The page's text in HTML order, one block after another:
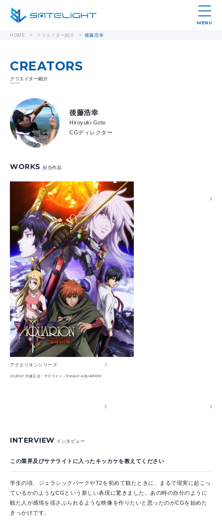
MENU
HOME > クリエイター紹介 > 後藤浩幸
CREATORS
クリエイター紹介
後藤浩幸
Hiroyuki Goto
CGディレクター
WORKS担当作品
アクエリオンシリーズ
(C)2007 河森正治・サテライト／Project AQUARION
INTERVIEW インタビュー
この業界及びサテライトに入ったキッカケを教えてください
学生の頃、ジュラシックパークやT2を初めて観たときに、まるで現実に起こっ
ているかのようなCGという新しい表現に驚きました。あの時の自分のように
観た人が感情を揺さぶられるような映像を作りたいと思ったのがCGを始めた
きっかけです。